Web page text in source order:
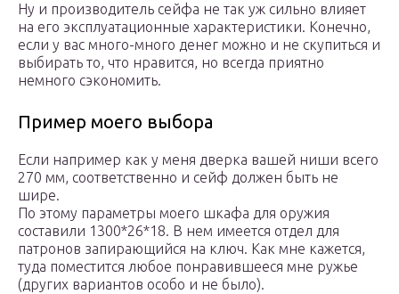
Ну и производитель сейфа не так уж сильно влияет
на его эксплуатационные характеристики. Конечно,
если у вас много-много денег можно и не скупиться и
выбирать то, что нравится, но всегда приятно
немного сэкономить.
Пример моего выбора
Если например как у меня дверка вашей ниши всего
270 мм, соответственно и сейф должен быть не
шире.
По этому параметры моего шкафа для оружия
составили 1300*26*18. В нем имеется отдел для
патронов запирающийся на ключ. Как мне кажется,
туда поместится любое понравившееся мне ружье
(других вариантов особо и не было).